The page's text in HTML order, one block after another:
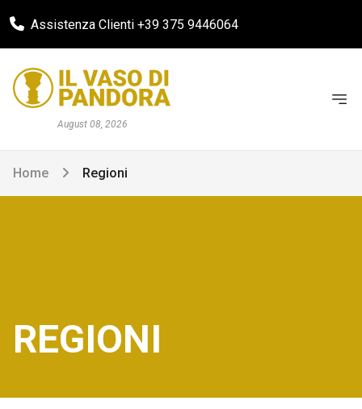
Assistenza Clienti +39 375 9446064
August 08, 2026
Home Regioni
REGIONI